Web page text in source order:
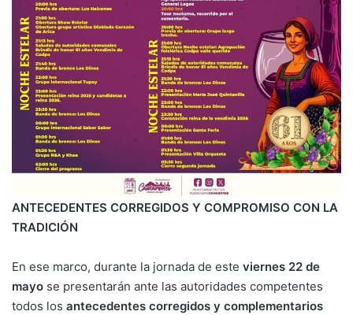
ANTECEDENTES CORREGIDOS Y COMPROMISO CON LA
TRADICIÓN
En ese marco, durante la jornada de este viernes 22 de
mayo se presentarán ante las autoridades competentes
todos los antecedentes corregidos y complementarios